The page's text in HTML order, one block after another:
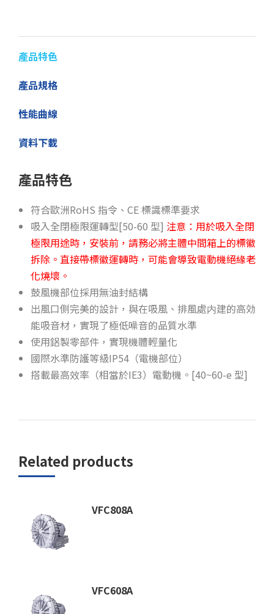
產品特色
產品規格
性能曲線
資料下載
產品特色
符合歐洲RoHS 指令、CE 標識標準要求
吸入全閉極限運轉型[50-60 型] 注意：用於吸入全閉
極限用途時，安裝前，請務必將主體中間箱上的標徽
拆除。直接帶標徽運轉時，可能會導致電動機絕緣老
化燒壞。
鼓風機部位採用無油封結構
出風口側完美的設計，與在吸風、排風處内建的高効
能吸音材，實現了極低噪音的品質水準
使用鋁製零部件，實現機體輕量化
國際水準防護等級IP54（電機部位）
搭載最高效率（相當於IE3）電動機。[40~60-e 型]
Related products
VFC808A
VFC608A